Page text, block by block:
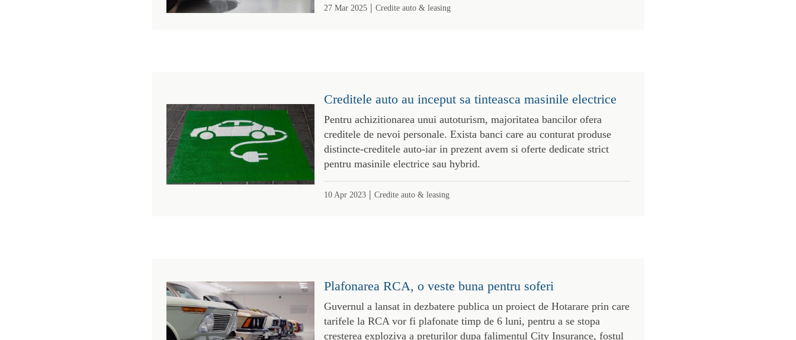
27 Mar 2025| Credite auto & leasing
Creditele auto au inceput sa tinteasca masinile electrice
Pentru achizitionarea unui autoturism, majoritatea bancilor ofera
creditele de nevoi personale. Exista banci care au conturat produse
distincte-creditele auto-iar in prezent avem si oferte dedicate strict
pentru masinile electrice sau hybrid.
10 Apr 2023| Credite auto & leasing
Plafonarea RCA, o veste buna pentru soferi
Guvernul a lansat in dezbatere publica un proiect de Hotarare prin care
tarifele la RCA vor fi plafonate timp de 6 luni, pentru a se stopa
cresterea exploziva a preturilor dupa falimentul City Insurance, fostul